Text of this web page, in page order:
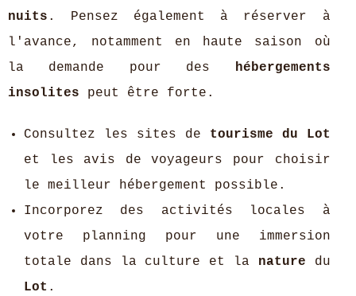
nuits . Pensez également à réserver à
l'avance, notamment en haute saison où
la demande pour des hébergements
insolites peut être forte.
Consultez les sites de tourisme du Lot
et les avis de voyageurs pour choisir
le meilleur hébergement possible.
Incorporez des activités locales à
votre planning pour une immersion
totale dans la culture et la nature du
Lot .